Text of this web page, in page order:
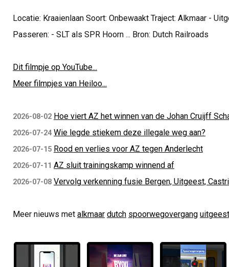
Locatie: Kraaienlaan Soort: Onbewaakt Traject: Alkmaar -
Passeren: - SLT als SPR Hoorn ... Bron: Dutch Railroads
Dit filmpje op YouTube...
Meer filmpjes van Heiloo...
2026-08-02 Hoe viert AZ het winnen van de Johan Cruijff
2026-07-24 Wie legde stiekem deze illegale weg aan?
2026-07-15 Rood en verlies voor AZ tegen Anderlecht
2026-07-11 AZ sluit trainingskamp winnend af
2026-07-08 Vervolg verkenning fusie Bergen, Uitgeest,
Meer nieuws met alkmaar dutch spoorwegovergang uitgeest